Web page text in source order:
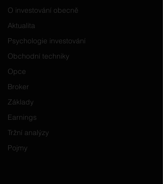
O investování obecně
Aktualita
Psychologie investování
Obchodní techniky
Opce
Broker
Základy
Earnings
Tržní analýzy
Pojmy